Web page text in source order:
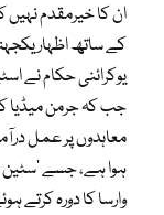
ان کا خیرمقدم نہیں
کے ساتھ اظہار
یوکرائنی حکام نے
معاہدوں پر عمل
ہوا ہے، جسے ’سٹین
وارسا کا دورہ کرتے